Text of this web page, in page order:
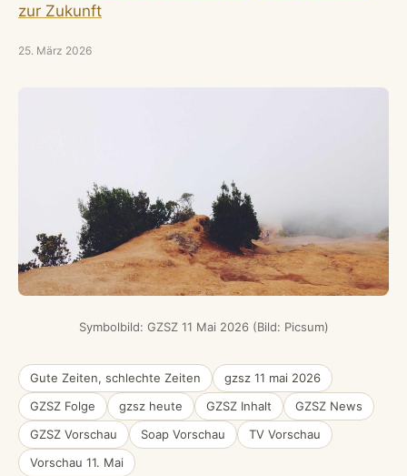
zur Zukunft
25. März 2026
Symbolbild: GZSZ 11 Mai 2026 (Bild: Picsum)
Gute Zeiten, schlechte Zeiten
gzsz 11 mai 2026
GZSZ Folge
gzsz heute GZSZ Inhalt
GZSZ News
GZSZ Vorschau
Soap Vorschau
TV Vorschau
Vorschau 11. Mai